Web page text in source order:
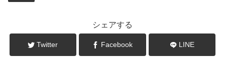
シェアする
Twitter Facebook LINE